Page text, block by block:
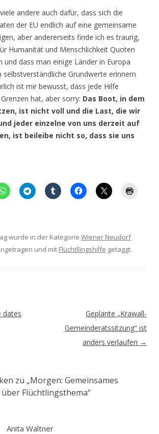
andere auch dafür, dass sich die
der EU endlich auf eine gemeinsame
aber andererseits finde ich es traurig,
Humanität und Menschlichkeit Quoten
und dass man einige Länder in Europa
selbstverständliche Grundwerte erinnern
ist mir bewusst, dass jede Hilfe
hat, aber sorry: Das Boot, in dem
ist nicht voll und die Last, die wir
jeder einzelne von uns derzeit auf
ist beileibe nicht so, dass sie uns
wurde in der Kategorie Wiener Neudorf
und mit Flüchtllingshilfe getaggt.
dates
Geplante „Krawall-
Gemeinderatssitzung“ ist
anders verlaufen →
zu „Morgen: Gemeinsames
über Flüchtlingsthema“
Anita Waltner